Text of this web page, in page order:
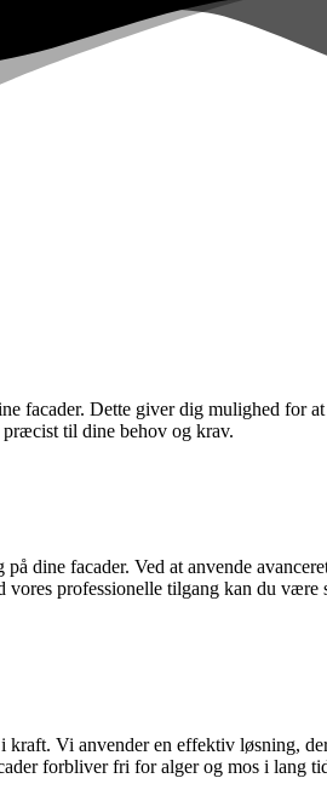
facader. Dette giver dig mulighed for
til dine behov og krav.
dine facader. Ved at anvende
professionelle tilgang kan du
i kraft. Vi anvender en effektiv løsning,
forbliver fri for alger og mos i lang